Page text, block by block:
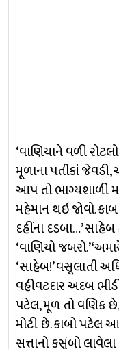
‘વાણિયાને વળી
મૂળાના પતીકાં
આપ તો ભાગ્યશાળી
મહેમાન થઇ જોવો.
દહીંના દડબા…’
‘વાણિયો જબરો.’
‘સાહેબ!’ વસૂલાતી
વહીવટદાર અદબ
પટેલ, મૂળ તો વણિક
મોટી છે. કાબો પટેલ
સત્તાનો કસૂંબો